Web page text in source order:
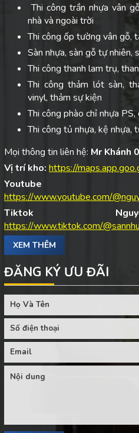
Thi công trần nhựa vân
nhà và ngoài trời
Thi công ốp tường vân gỗ,
Sàn nhựa, sàn gỗ tự nhiên,
Thi công thanh lam trụ,
Thi công thảm lót sàn,
vinyl, thảm sự kiện
Thi công phào chỉ nhựa
Thi công tủ nhựa, kệ nhựa,
Mọi thông tin liên hệ: Mr Khánh
Vị trí kho: https://
https://www.youtube.com/
Tiktok
https://www.tiktok.com/
XEM THÊM
ĐĂNG KÝ ƯU ĐÃI